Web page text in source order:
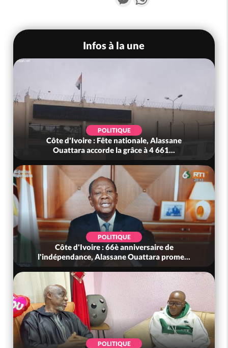
Infos à la une
POLITIQUE
Côte d'Ivoire : Fête nationale, Alassane
Ouattara accorde la grâce à 4 661...
POLITIQUE
Côte d'Ivoire : 66è anniversaire de
l'indépendance, Alassane Ouattara prome...
POLITIQUE